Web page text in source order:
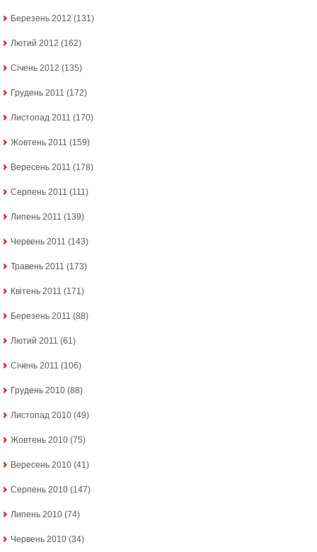
Березень 2012 (131)
Лютий 2012 (162)
Січень 2012 (135)
Грудень 2011 (172)
Листопад 2011 (170)
Жовтень 2011 (159)
Вересень 2011 (178)
Серпень 2011 (111)
Липень 2011 (139)
Червень 2011 (143)
Травень 2011 (173)
Квітень 2011 (171)
Березень 2011 (88)
Лютий 2011 (61)
Січень 2011 (106)
Грудень 2010 (88)
Листопад 2010 (49)
Жовтень 2010 (75)
Вересень 2010 (41)
Серпень 2010 (147)
Липень 2010 (74)
Червень 2010 (34)